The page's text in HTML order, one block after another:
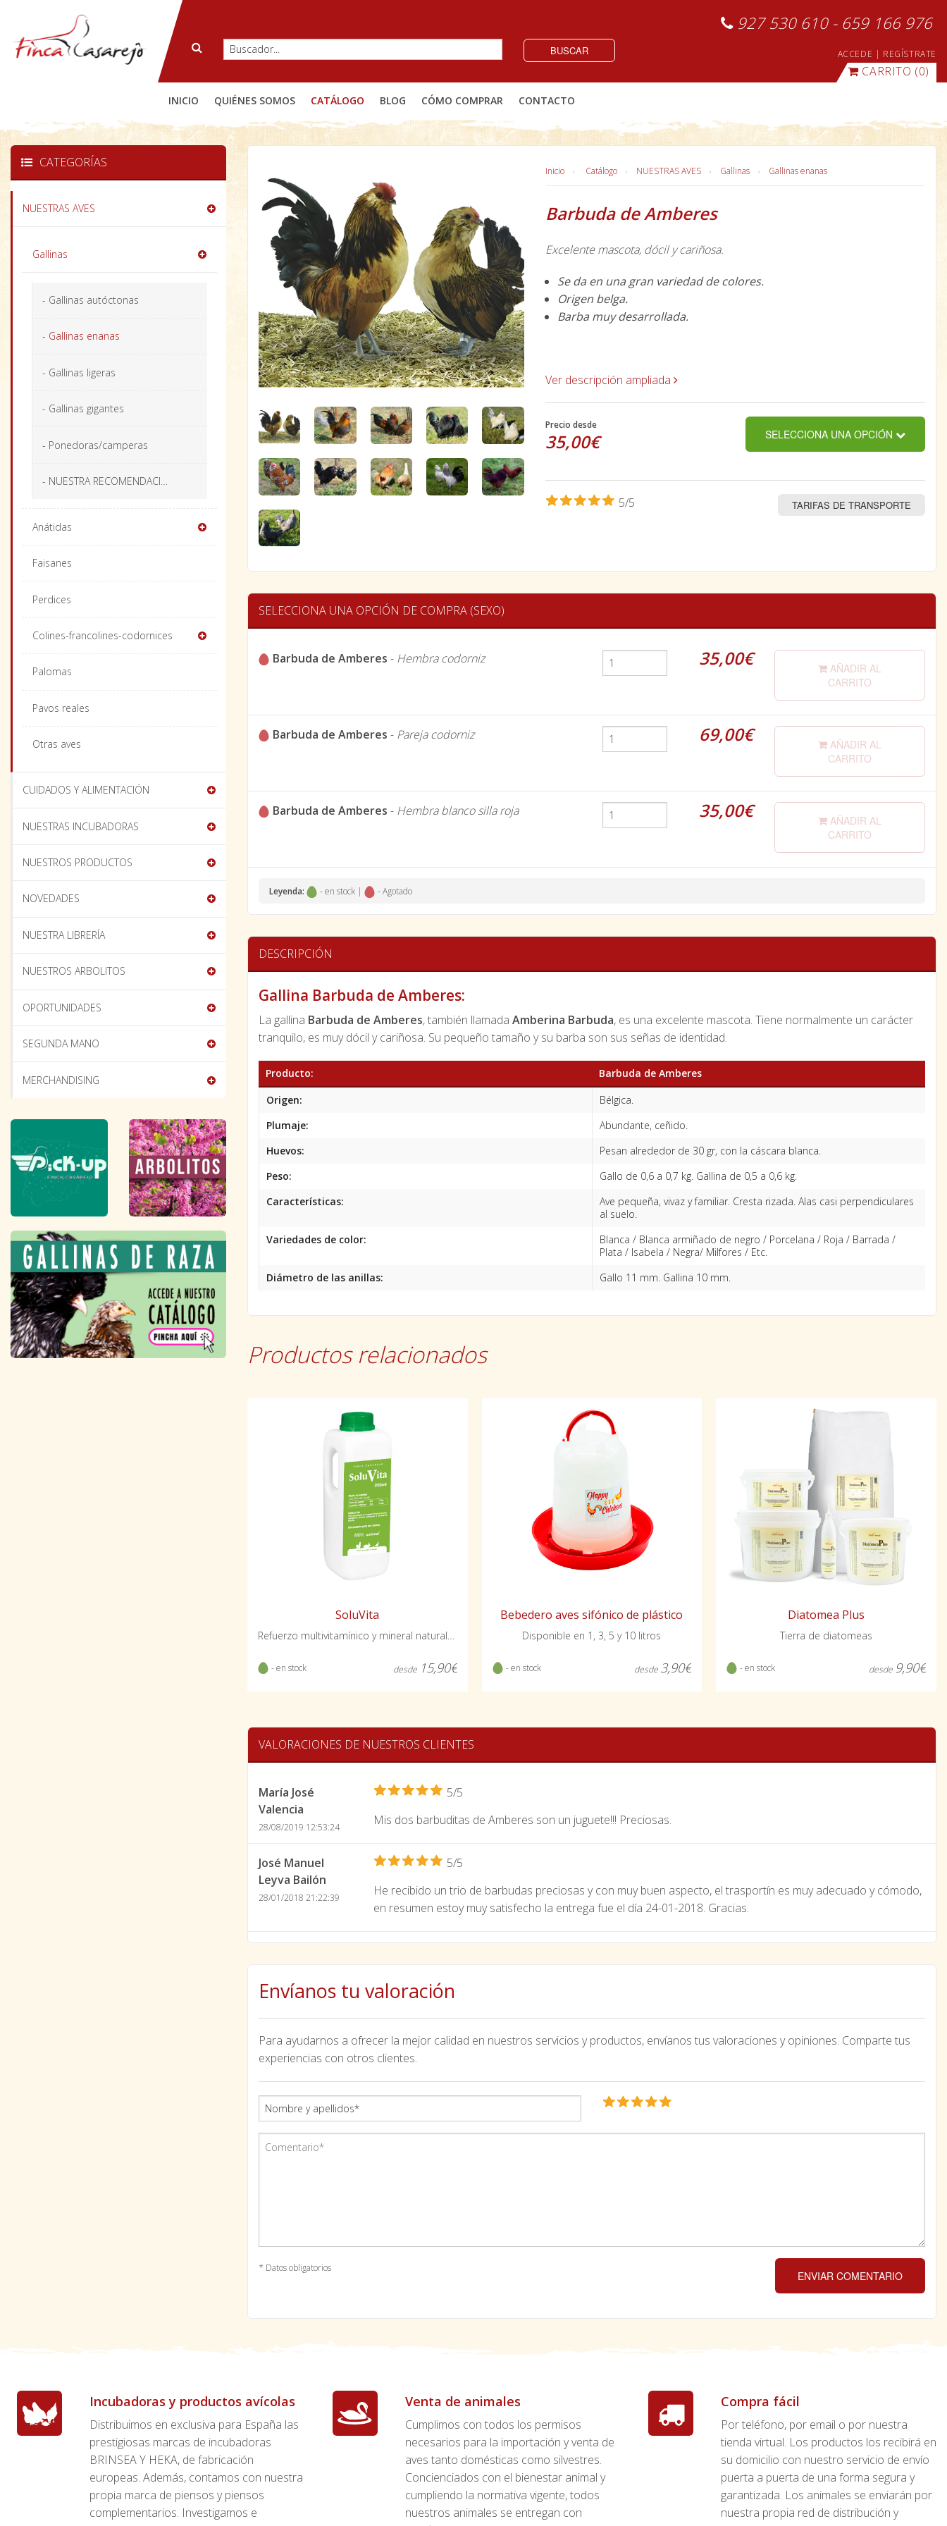
927 530 610 - 659 166 976
BUSCAR ACCEDE | REGÍSTRATE
CARRITO (0)
INICIO QUIÉNES SOMOS CATÁLOGO BLOG CÓMO COMPRAR CONTACTO
Inicio Catálogo NUESTRAS AVES Gallinas Gallinas enanas
Barbuda de Amberes
Excelente mascota, dócil y cariñosa.
Se da en una gran variedad de colores.
Origen belga.
Barba muy desarrollada.
Ver descripción ampliada
Precio desde
35,00€ SELECCIONA UNA OPCIÓN
5/5 TARIFAS DE TRANSPORTE
SELECCIONA UNA OPCIÓN DE COMPRA (SEXO)
Barbuda de Amberes - Hembra codorniz 35,00€
AÑADIR AL
CARRITO
Barbuda de Amberes - Pareja codorniz 69,00€
AÑADIR AL
CARRITO
Barbuda de Amberes - Hembra blanco silla roja 35,00€
AÑADIR AL
CARRITO
Leyenda: - en stock | - Agotado
DESCRIPCIÓN
Gallina Barbuda de Amberes:
La gallina Barbuda de Amberes, también llamada Amberina Barbuda, es una excelente mascota. Tiene normalmente un carácter
tranquilo, es muy dócil y cariñosa. Su pequeño tamaño y su barba son sus señas de identidad.
Producto:
Barbuda de Amberes
Origen:
Bélgica.
Plumaje:
Abundante, ceñido.
Huevos:
Pesan alrededor de 30 gr, con la cáscara blanca.
Peso:
Gallo de 0,6 a 0,7 kg. Gallina de 0,5 a 0,6 kg.
Características:
Ave pequeña, vivaz y familiar. Cresta rizada. Alas casi perpendiculares
al suelo.
Variedades de color:
Blanca / Blanca armiñado de negro / Porcelana / Roja / Barrada /
Plata / Isabela / Negra/ Milfores / Etc.
Diámetro de las anillas:
Gallo 11 mm. Gallina 10 mm.
Productos relacionados
SoluVita
Refuerzo multivitamínico y mineral natural para aves y conejos
- en stock desde 15,90€
Bebedero aves sifónico de plástico
Disponible en 1, 3, 5 y 10 litros
- en stock desde 3,90€
Diatomea Plus
Tierra de diatomeas
- en stock desde 9,90€
VALORACIONES DE NUESTROS CLIENTES
María José
Valencia
28/08/2019 12:53:24
5/5
Mis dos barbuditas de Amberes son un juguete!!! Preciosas.
José Manuel
Leyva Bailón
28/01/2018 21:22:39
5/5
He recibido un trio de barbudas preciosas y con muy buen aspecto, el trasportín es muy adecuado y cómodo,
en resumen estoy muy satisfecho la entrega fue el día 24-01-2018. Gracias.
Envíanos tu valoración
Para ayudarnos a ofrecer la mejor calidad en nuestros servicios y productos, envíanos tus valoraciones y opiniones. Comparte tus
experiencias con otros clientes.
* Datos obligatorios
ENVIAR COMENTARIO
CATEGORÍAS
NUESTRAS AVES
Gallinas
- Gallinas autóctonas
- Gallinas enanas
- Gallinas ligeras
- Gallinas gigantes
- Ponedoras/camperas
- NUESTRA RECOMENDACIÓN
Anátidas
Faisanes
Perdices
Colines-francolines-codornices
Palomas
Pavos reales
Otras aves
CUIDADOS Y ALIMENTACIÓN
NUESTRAS INCUBADORAS
NUESTROS PRODUCTOS
NOVEDADES
NUESTRA LIBRERÍA
NUESTROS ARBOLITOS
OPORTUNIDADES
SEGUNDA MANO
MERCHANDISING
Incubadoras y productos avícolas
Distribuimos en exclusiva para España las
prestigiosas marcas de incubadoras
BRINSEA Y HEKA, de fabricación
europeas. Además, contamos con nuestra
propia marca de piensos y piensos
complementarios. Investigamos e
Venta de animales
Cumplimos con todos los permisos
necesarios para la importación y venta de
aves tanto domésticas como silvestres.
Concienciados con el bienestar animal y
cumpliendo la normativa vigente, todos
nuestros animales se entregan con
Compra fácil
Por teléfono, por email o por nuestra
tienda virtual. Los productos los recibirá en
su domicilio con nuestro servicio de envío
puerta a puerta de una forma segura y
garantizada. Los animales se enviarán por
nuestra propia red de distribución y